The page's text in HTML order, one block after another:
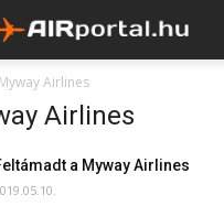
Myway Airlines
Airlines
a Myway Airlines